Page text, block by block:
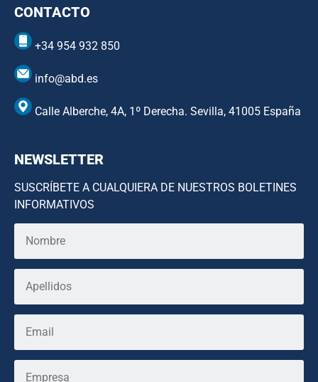
CONTACTO
+34 954 932 850
info@abd.es
Calle Alberche, 4A, 1º Derecha. Sevilla, 41005 España
NEWSLETTER
SUSCRÍBETE A CUALQUIERA DE NUESTROS BOLETINES
INFORMATIVOS